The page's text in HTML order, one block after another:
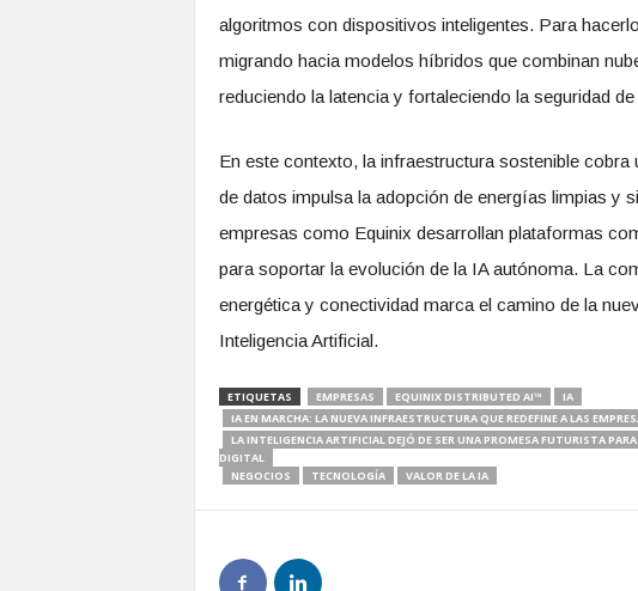
algoritmos con dispositivos inteligentes. Para
migrando hacia modelos híbridos que combinan
reduciendo la latencia y fortaleciendo la seguridad
En este contexto, la infraestructura sostenible
de datos impulsa la adopción de energías limpias y
empresas como Equinix desarrollan plataformas
para soportar la evolución de la IA autónoma. La
energética y conectividad marca el camino de la
Inteligencia Artificial.
ETIQUETAS EMPRESAS EQUINIX DISTRIBUTED AI™
IA
IA EN MARCHA: LA NUEVA INFRAESTRUCTURA QUE REDEFINE A LAS
LA INTELIGENCIA ARTIFICIAL DEJÓ DE SER UNA PROMESA FUTURISTA
DIGITAL
NEGOCIOS
TECNOLOGÍA VALOR DE LA IA